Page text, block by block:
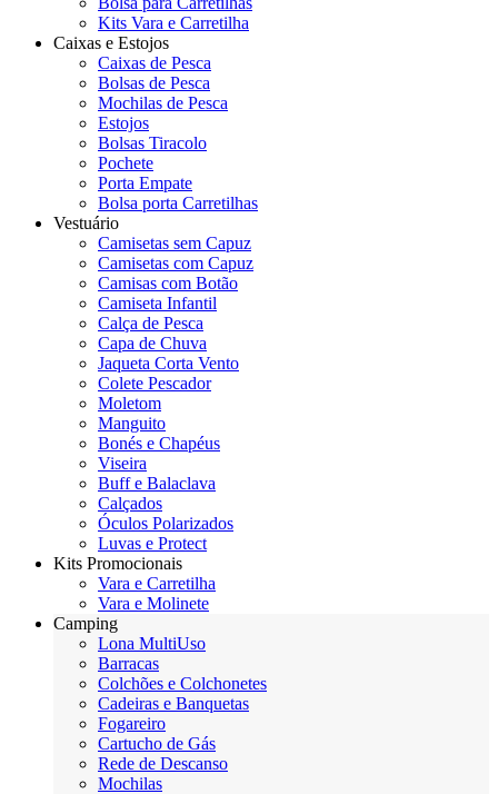
Kits Vara e Carretilha
Caixas e Estojos
Caixas de Pesca
Bolsas de Pesca
Mochilas de Pesca
Estojos
Bolsas Tiracolo
Pochete
Porta Empate
Bolsa porta Carretilhas
Vestuário
Camisetas sem Capuz
Camisetas com Capuz
Camisas com Botão
Camiseta Infantil
Calça de Pesca
Capa de Chuva
Jaqueta Corta Vento
Colete Pescador
Moletom
Manguito
Bonés e Chapéus
Viseira
Buff e Balaclava
Calçados
Óculos Polarizados
Luvas e Protect
Kits Promocionais
Vara e Carretilha
Vara e Molinete
Camping
Lona MultiUso
Barracas
Colchões e Colchonetes
Cadeiras e Banquetas
Fogareiro
Cartucho de Gás
Rede de Descanso
Mochilas